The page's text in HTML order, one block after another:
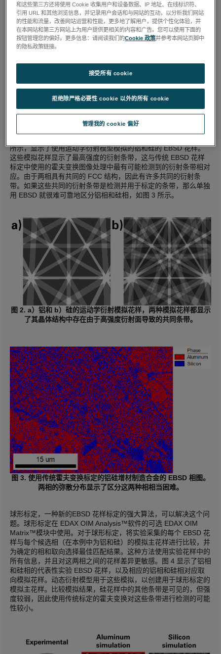
图 1. 用于 a） 铝和 b） 硅的晶胞。顶角和面中心位点在两个单元
中都被原子占据，硅晶胞内具有额外的原子。
所示，显示了使用运动学衍射模型模拟的铝和硅的 EBSD 花样。
这些模拟花样显示了最高强度的衍射条带，这与传统 EBSD 花样
标定中使用的霍夫变换图像处理中最有可能检测到的衍射条带相对
应。由于两相具有共同的 FCC 结构，因此有许多共同的衍射条
带。如果这些共同的衍射条带是检测并用于标定的条带，那么单独
用 EBSD 就很难可靠地区分铝相和硅相，如图 3 所示。
图 2. a）铝和 b）硅的运动学衍射模拟花样，两种模拟花样都显示
了其晶体结构中存在由于高强度衍射面导致的共同条带。
图 3. 使用传统霍夫变换标定的铝硅增材制造合金的 EBSD 相图。
两相的弥散分布显示了区分这两种相相当困难。
球形标定，一种新的EBSD 花样标定的强大算法，可以解决这个问
题。球形标定在 EDAX OIM Analysis™软件的可选 EDAX OIM
Matrix™模块中使用。对于球形标定，将实验采集的每个 EBSD 花
样与每个候选相（在本例中为铝和硅）的模拟主花样进行比较，并
为确定的相和取向选择最佳匹配结果。这种方法使用实验花样中的
所有信息，并且对这两相之间的花样差异更敏感。图 4 显示了铝相
和硅相的代表性实验 EBSD 花样，以及相应的铝相和硅相对应取
向模拟花样。动态衍射模型用于这些模拟，以创建用于球形标定的
模拟主花样。比较模拟结果，硅花样中的其他条带是可见的，但强
度较弱，因此使用传统标定的霍夫变换对这些条带进行检测的可能
性较小。
和这些第三方还将使用 Cookie 收集用户和设备数据、IP 地址、在线标识符、
引用 URL 和其他浏览信息，并记录用户会话和与网站的互动，以分析我们网站
的性能和流量，改善网站运营和性能，更多地了解用户，提供个性化体验，并
在本网站和第三方网站上为用户提供更相关的内容和广告。您可以使用下面的
按钮管理您的偏好。更多信息：请阅读我们的Cookie 政策并参考本网站页脚中
的隐私政策链接。
管理我的 cookie 偏好
拒绝除严格必要性 cookie 以外的所有 cookie
接受所有 cookie